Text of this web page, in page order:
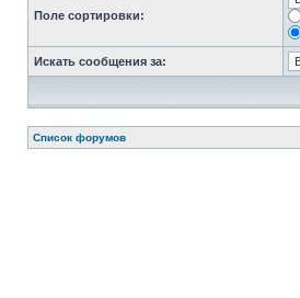
Поле сортировки:
Искать сообщения за:
Список форумов